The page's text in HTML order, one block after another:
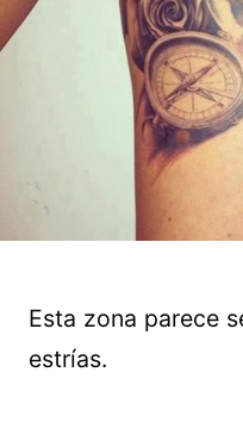
Esta zona parece
estrías.